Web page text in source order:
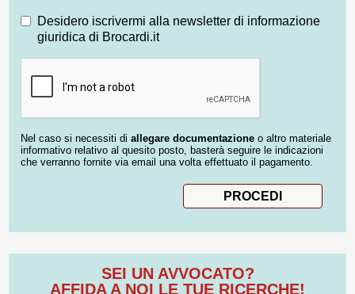
Desidero iscrivermi alla newsletter di informazione
giuridica di Brocardi.it
Nel caso si necessiti di allegare documentazione o altro materiale
informativo relativo al quesito posto, basterà seguire le indicazioni
che verranno fornite via email una volta effettuato il pagamento.
SEI UN AVVOCATO?
AFFIDA A NOI LE TUE RICERCHE!